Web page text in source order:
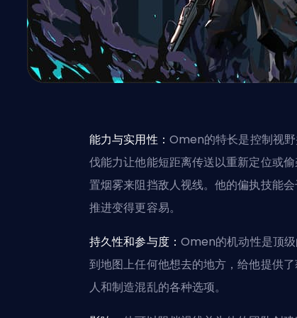
能力与实用性： Omen的特长是控制视
伐能力让他能短距离传送以重新定位或
置烟雾来阻挡敌人视线。他的偏执技能
推进变得更容易。
持久性和参与度： Omen的机动性是顶
到地图上任何他想去的地方，给他提供
人和制造混乱的各种选项。